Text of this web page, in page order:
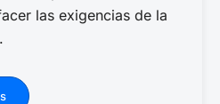
las exigencias de la